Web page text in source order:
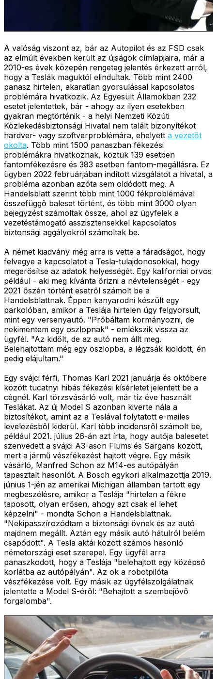
A valóság viszont az, bár az Autopilot és az FSD csak
az elmúlt években került az újságok címlapjaira, már a
2010-es évek közepén rengeteg jelentés érkezett arról,
hogy a Teslák maguktól elindultak. Több mint 2400
panasz hirtelen, akaratlan gyorsulással kapcsolatos
problémára hivatkozik. Az Egyesült Államokban 232
esetet jelentettek, bár - ahogy az ilyen esetekben
gyakran megtörténik - a helyi Nemzeti Közúti
Közlekedésbiztonsági Hivatal nem talált bizonyítékot
hardver- vagy szoftverproblémára, ehelyett a vezetőt
okolta. Több mint 1500 panaszban fékezési
problémákra hivatkoznak, köztük 139 esetben
fantomfékezésre és 383 esetben fantom-megállásra. Ez
ügyben 2022 februárjában indított vizsgálatot a hivatal, a
probléma azonban azóta sem oldódott meg. A
Handelsblatt szerint több mint 1000 fékproblémával
összefüggő baleset történt, és több mint 3000 olyan
bejegyzést számoltak össze, ahol az ügyfelek a
vezetéstámogató asszisztensekkel kapcsolatos
biztonsági aggályokról számoltak be.
A német kiadvány még arra is vette a fáradságot, hogy
felvegye a kapcsolatot a Tesla-tulajdonosokkal, hogy
megerősítse az adatok helyességét. Egy kaliforniai orvos
például - aki meg kívánta őrizni a névtelenségét - egy
2021 őszén történt esetről számolt be a
Handelsblattnak. Éppen kanyarodni készült egy
parkolóban, amikor a Teslája hirtelen úgy felgyorsult,
mint egy versenyautó. "Próbáltam kormányozni, de
nekimentem egy oszlopnak" - emlékszik vissza az
ügyfél. "Az kidőlt, de az autó nem állt meg.
Belehajtottam még egy oszlopba, a légzsák kioldott, én
pedig elájultam."
Egy svájci férfi, Thomas Karl 2021 januárja és októbere
között tucatnyi hibás fékezési kísérletet jelentett be a
cégnél. Karl törzsvásárló volt, már tíz éve használt
Teslákat. Az új Model S azonban kiverte nála a
biztosítékot, amint az a Teslával folytatott e-mailes
levelezésből kiderül. Karl több incidensről számolt be,
például 2021. július 26-án azt írta, hogy autója balesetet
szenvedett a svájci A3-ason Flums és Sargans között,
mert a jármű vészfékezést hajtott végre. Egy másik
vásárló, Manfred Schon az M14-es autópályán
tapasztalt hasonlót. A Bosch egykori alkalmazottja 2019.
június 1-jén az amerikai Michigan államban tartott egy
megbeszélésre, amikor a Teslája "hirtelen a fékre
taposott, olyan erősen, ahogy azt csak el lehet
képzelni" - mondta Schon a Handelsblattnak.
"Nekipasszírozódtam a biztonsági övnek és az autó
majdnem megállt. Aztán egy másik autó hátulról belém
csapódott". A Tesla aktái között számos hasonló
németországi eset szerepel. Egy ügyfél arra
panaszkodott, hogy a Teslája "belehajtott egy középső
korlátba az autópályán". Az ok a robotpilóta
vészfékezése volt. Egy másik az ügyfélszolgálatnak
jelentette a Model S-éről: "Behajtott a szembejövő
forgalomba".